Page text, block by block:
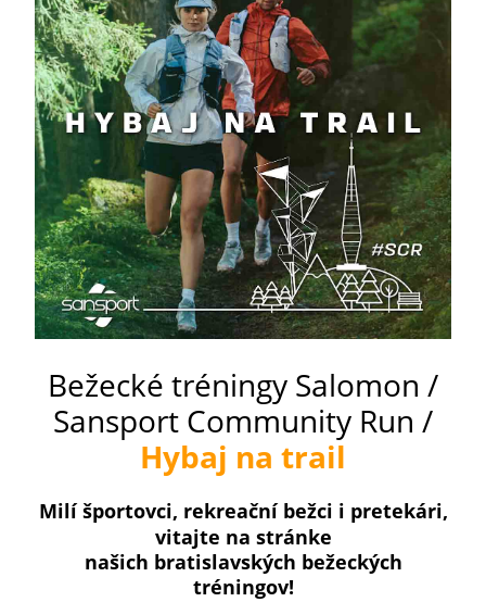
Bežecké tréningy Salomon /
Sansport Community Run /
Hybaj na trail
Milí športovci, rekreační bežci i pretekári,
vitajte na stránke
našich bratislavských bežeckých
tréningov!